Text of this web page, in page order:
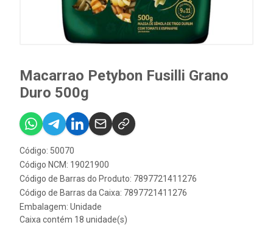
Macarrao Petybon Fusilli Grano
Duro 500g
Código: 50070
Código NCM: 19021900
Código de Barras do Produto: 7897721411276
Código de Barras da Caixa: 7897721411276
Embalagem: Unidade
Caixa contém 18 unidade(s)